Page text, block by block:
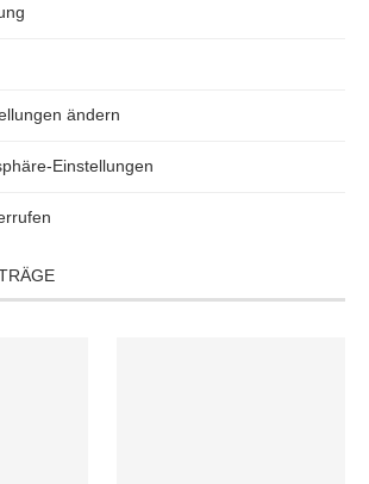
ändern
Einstellungen